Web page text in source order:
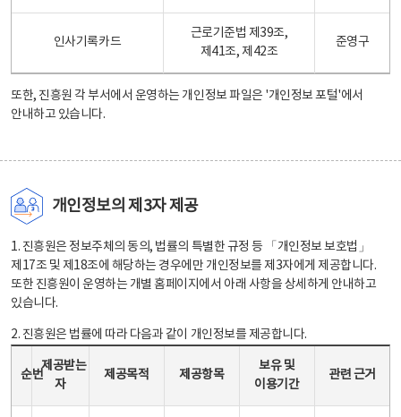
인사기록카드
근로기준법 제39조,
제41조, 제42조
준영구
또한, 진흥원 각 부서에서 운영하는 개인정보 파일은 '개인정보 포털'에서
안내하고 있습니다.
개인정보의 제3자 제공
1. 진흥원은 정보주체의 동의, 법률의 특별한 규정 등 「개인정보 보호법」
제17조 및 제18조에 해당하는 경우에만 개인정보를 제3자에게 제공합니다.
또한 진흥원이 운영하는 개별 홈페이지에서 아래 사항을 상세하게 안내하고
있습니다.
2. 진흥원은 법률에 따라 다음과 같이 개인정보를 제공합니다.
순번
제공받는
자
제공목적 제공항목
보유 및
이용기간
관련 근거